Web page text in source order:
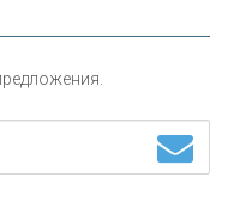
ЦЕНТР»